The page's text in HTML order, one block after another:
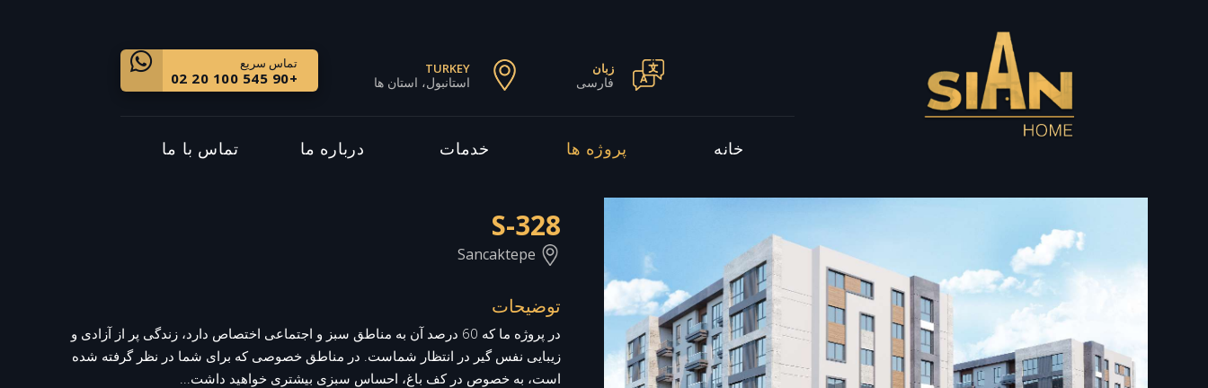
تماس سریع
+90 545 100 20 02
TURKEY
استانبول، استان ها
زبان
فارسی
خانه پروژه ها خدمات درباره ما تماس با ما
S-328
Sancaktepe
توضیحات
در پروژه ما که 60 درصد آن به مناطق سبز و اجتماعی اختصاص دارد، زندگی پر از آزادی و
زیبایی نفس گیر در انتظار شماست. در مناطق خصوصی که برای شما در نظر گرفته شده
است، به خصوص در کف باغ، احساس سبزی بیشتری خواهید داشت...